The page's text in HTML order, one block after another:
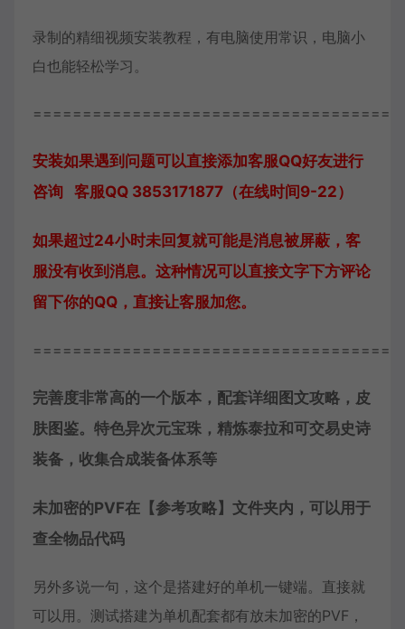
录制的精细视频安装教程，有电脑使用常识，电脑小
白也能轻松学习。
安装如果遇到问题可以直接添加客服QQ好友进行
咨询 客服QQ 3853171877（在线时间9-22）
如果超过24小时未回复就可能是消息被屏蔽，客
服没有收到消息。这种情况可以直接文字下方评论
留下你的QQ，直接让客服加您。
完善度非常高的一个版本，配套详细图文攻略，皮
肤图鉴。特色异次元宝珠，精炼泰拉和可交易史诗
装备，收集合成装备体系等
未加密的PVF在【参考攻略】文件夹内，可以用于
查全物品代码
另外多说一句，这个是搭建好的单机一键端。直接就
可以用。测试搭建为单机配套都有放未加密的PVF，